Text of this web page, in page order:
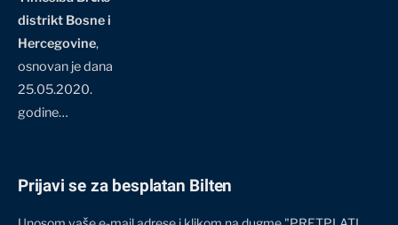
distrikt Bosne i
Hercegovine,
osnovan je dana
25.05.2020.
godine…
Prijavi se za besplatan Bilten